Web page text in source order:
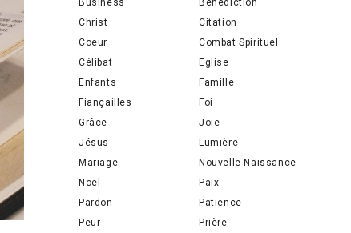
Business
Bénédiction
Christ
Citation
Coeur
Combat Spirituel
Célibat
Eglise
Enfants
Famille
Fiançailles
Foi
Grâce
Joie
Jésus
Lumière
Mariage
Nouvelle Naissance
Noël
Paix
Pardon
Patience
Peur
Prière